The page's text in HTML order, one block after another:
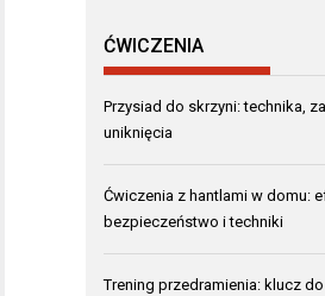
ĆWICZENIA
Przysiad do skrzyni: technika,
uniknięcia
Ćwiczenia z hantlami w domu:
bezpieczeństwo i techniki
Trening przedramienia: klucz do